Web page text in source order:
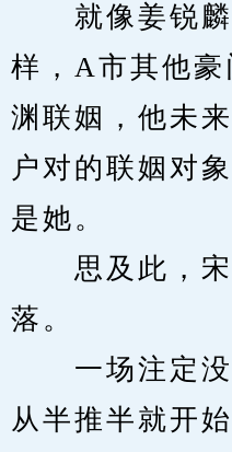
就像姜锐麟
样，A市其他
渊联姻，他未
户对的联姻对
是她。
思及此，宋
落。
一场注定没
从半推半就开